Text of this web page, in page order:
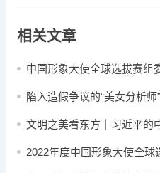
相关文章
中国形象大使全球选拔赛组
陷入造假争议的“美女分析
赛？
文明之美看东方｜习近平的
2022年度中国形象大使全球